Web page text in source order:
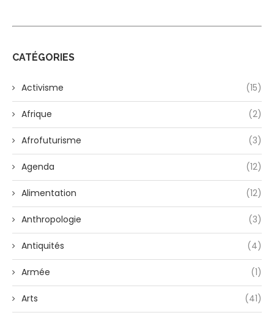
CATÉGORIES
Activisme (15)
Afrique (2)
Afrofuturisme (3)
Agenda (12)
Alimentation (12)
Anthropologie (3)
Antiquités (4)
Armée (1)
Arts (41)